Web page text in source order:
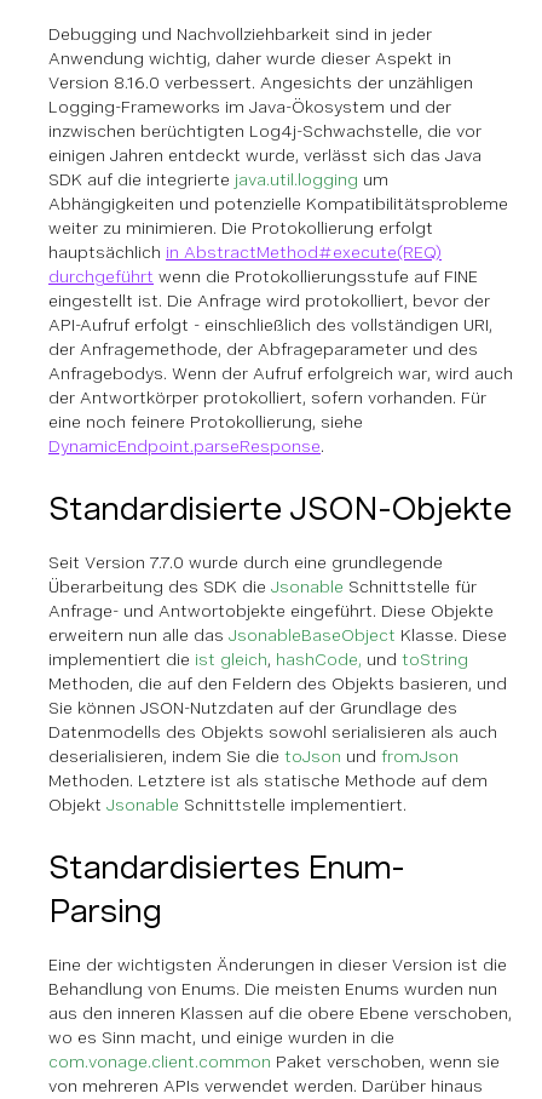
Debugging und Nachvollziehbarkeit sind in jeder
Anwendung wichtig, daher wurde dieser Aspekt in
Version 8.16.0 verbessert. Angesichts der unzähligen
Logging-Frameworks im Java-Ökosystem und der
inzwischen berüchtigten Log4j-Schwachstelle, die vor
einigen Jahren entdeckt wurde, verlässt sich das Java
SDK auf die integrierte java.util.logging um
Abhängigkeiten und potenzielle Kompatibilitätsprobleme
weiter zu minimieren. Die Protokollierung erfolgt
hauptsächlich in AbstractMethod#execute(REQ)
durchgeführt wenn die Protokollierungsstufe auf FINE
eingestellt ist. Die Anfrage wird protokolliert, bevor der
API-Aufruf erfolgt - einschließlich des vollständigen URI,
der Anfragemethode, der Abfrageparameter und des
Anfragebodys. Wenn der Aufruf erfolgreich war, wird auch
der Antwortkörper protokolliert, sofern vorhanden. Für
eine noch feinere Protokollierung, siehe
DynamicEndpoint.parseResponse.
Standardisierte JSON-Objekte
Seit Version 7.7.0 wurde durch eine grundlegende
Überarbeitung des SDK die Jsonable Schnittstelle für
Anfrage- und Antwortobjekte eingeführt. Diese Objekte
erweitern nun alle das JsonableBaseObject Klasse. Diese
implementiert die ist gleich, hashCode, und toString
Methoden, die auf den Feldern des Objekts basieren, und
Sie können JSON-Nutzdaten auf der Grundlage des
Datenmodells des Objekts sowohl serialisieren als auch
deserialisieren, indem Sie die toJson und fromJson
Methoden. Letztere ist als statische Methode auf dem
Objekt Jsonable Schnittstelle implementiert.
Standardisiertes Enum-
Parsing
Eine der wichtigsten Änderungen in dieser Version ist die
Behandlung von Enums. Die meisten Enums wurden nun
aus den inneren Klassen auf die obere Ebene verschoben,
wo es Sinn macht, und einige wurden in die
com.vonage.client.common Paket verschoben, wenn sie
von mehreren APIs verwendet werden. Darüber hinaus